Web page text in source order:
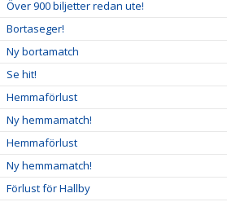
Över 900 biljetter redan ute!
Bortaseger!
Ny bortamatch
Se hit!
Hemmaförlust
Ny hemmamatch!
Hemmaförlust
Ny hemmamatch!
Förlust för Hallby